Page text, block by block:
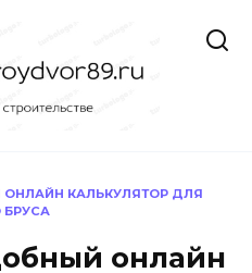
КАЛЬКУЛЯТОР ДЛЯ
БРУСА
онлайн